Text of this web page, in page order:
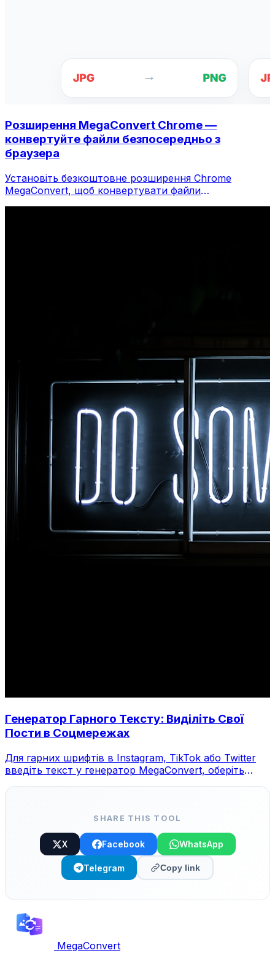
Розширення MegaConvert Chrome —
конвертуйте файли безпосередньо з
браузера
Установіть безкоштовне розширення Chrome
MegaConvert, щоб конвертувати файли
Генератор Гарного Тексту: Виділіть Свої
Пости в Соцмережах
Для гарних шрифтів в Instagram, TikTok або Twitter
введіть текст у генератор MegaConvert, оберіть
SHARE THIS TOOL
X Facebook WhatsApp
Telegram Copy link
MegaConvert